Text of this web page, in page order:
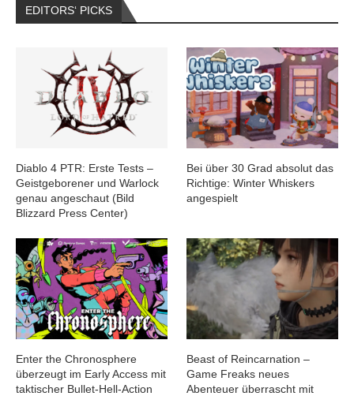
EDITORS‘ PICKS
Diablo 4 PTR: Erste Tests –
Geistgeborener und Warlock
genau angeschaut (Bild
Blizzard Press Center)
Bei über 30 Grad absolut das
Richtige: Winter Whiskers
angespielt
Enter the Chronosphere
überzeugt im Early Access mit
taktischer Bullet-Hell-Action
Beast of Reincarnation –
Game Freaks neues
Abenteuer überrascht mit